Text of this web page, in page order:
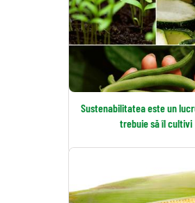
Sustenabilitatea este un
trebuie să îl cultivi